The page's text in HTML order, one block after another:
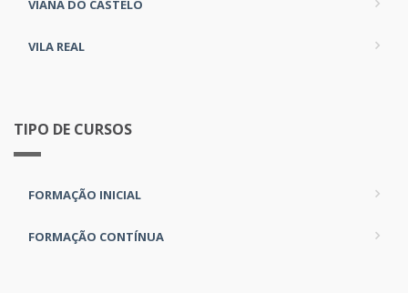
VIANA DO CASTELO
VILA REAL
TIPO DE CURSOS
FORMAÇÃO INICIAL
FORMAÇÃO CONTÍNUA